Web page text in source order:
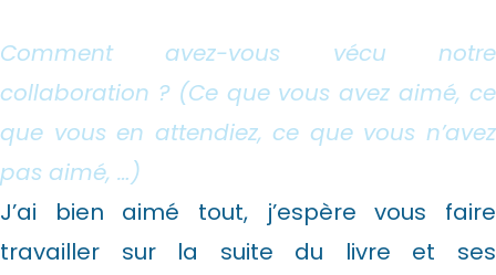
Comment avez-vous vécu notre
collaboration ? (Ce que vous avez aimé, ce
que vous en attendiez, ce que vous n’avez
pas aimé, …)
J’ai bien aimé tout, j’espère vous faire
travailler sur la suite du livre et ses